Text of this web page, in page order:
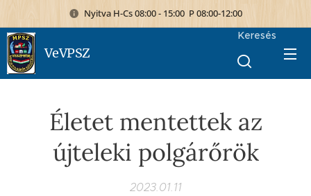
Nyitva H-Cs 08:00 - 15:00 P 08:00-12:00
VeVPSZ
Keresés
Életet mentettek az
újteleki polgárőrök
2023.01.11